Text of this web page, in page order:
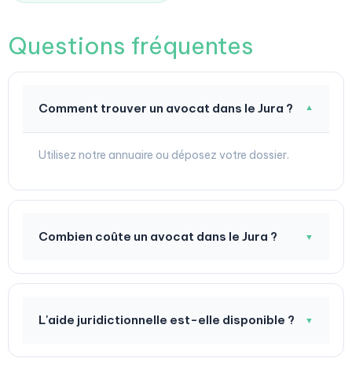
Questions fréquentes
Comment trouver un avocat dans le Jura ? ▼
Utilisez notre annuaire ou déposez votre dossier.
Combien coûte un avocat dans le Jura ? ▼
L'aide juridictionnelle est-elle disponible ? ▼